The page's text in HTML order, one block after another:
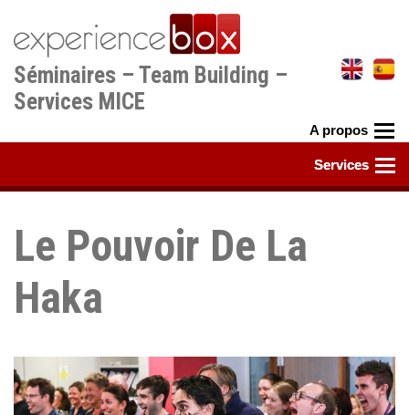
contenu
principal
Séminaires – Team Building –
Services MICE
Le Pouvoir De La
Haka